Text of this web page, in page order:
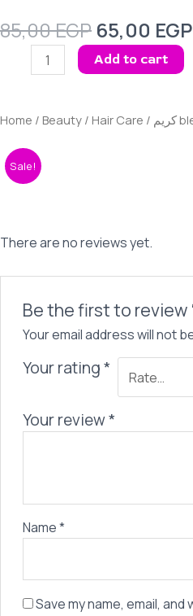
85,00EGP Original
price
was:
65,00 EGP
bless
الكيرلي
الأرجان
quantity
Add to cart
Home / Beauty / Hair Care
Sale!
There are no reviews yet.
Your email address will not
Your rating*
Your review*
Name*
Save my name, email,